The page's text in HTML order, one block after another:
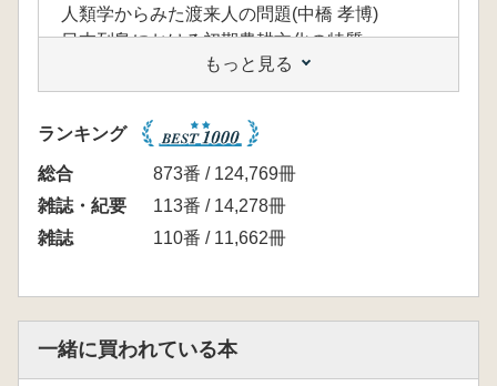
人類学からみた渡来人の問題(中橋 孝博)
日本列島における初期農耕文化の特質
植物考古学からみた弥生時代のはじまり(佐々
木 由香・能城修一)/同位体分析からさぐる弥生
時代の食生態(米田 穣・山﨑孔平)/農耕の定着
化と土器の器種構成の変化(庄田 慎矢)
弥生文化の範囲
弥生文化範囲論の射程(藤尾 慎一郎)/近畿地方か
らみた縄文文化と弥生文化(森岡 秀人)/「みちの
縄文晩期終末の社会変動と農耕の受容(小林 青
もっと見る
ランキング
総合
873番 / 124,769冊
雑誌・紀要
113番 / 14,278冊
雑誌
110番 / 11,662冊
一緒に買われている本